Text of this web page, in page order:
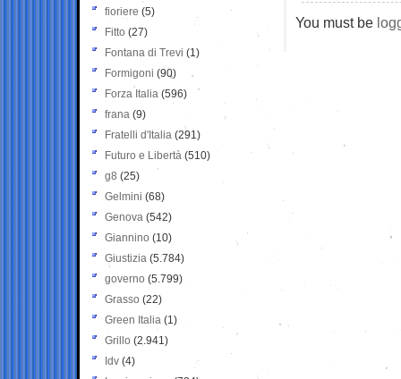
You must be
fioriere (5)
Fitto (27)
Fontana di Trevi (1)
Formigoni (90)
Forza Italia (596)
frana (9)
Fratelli d'Italia (291)
Futuro e Libertà (510)
g8 (25)
Gelmini (68)
Genova (542)
Giannino (10)
Giustizia (5.784)
governo (5.799)
Grasso (22)
Green Italia (1)
Grillo (2.941)
Idv (4)